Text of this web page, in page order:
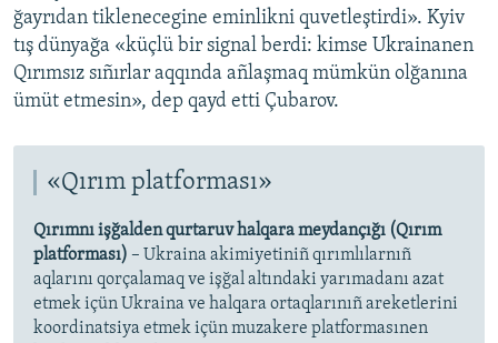
ğayrıdan tiklenecegine eminlikni quvetleştirdi». Kyiv
tış dünyağa «küçlü bir signal berdi: kimse Ukrainanen
Qırımsız sıñırlar aqqında añlaşmaq mümkün olğanına
ümüt etmesin», dep qayd etti Çubarov.
«Qırım platforması»
Qırımnı işğalden qurtaruv halqara meydançığı (Qırım
platforması) – Ukraina akimiyetiniñ qırımlılarnıñ
aqlarını qorçalamaq ve işğal altındaki yarımadanı azat
etmek içün Ukraina ve halqara ortaqlarınıñ areketlerini
koordinatsiya etmek içün muzakere platformasınen